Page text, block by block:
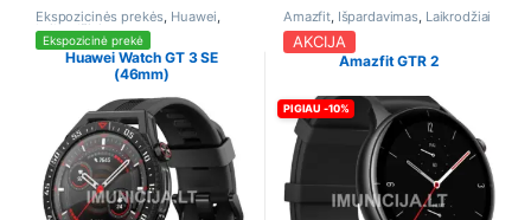
Ekspozicinės prekės, Huawei,
Laikrodžiai
Ekspozicinė prekė
Huawei Watch GT 3 SE
(46mm)
PIGIAU -10%
Amazfit, Išpardavimas, Laikrodžiai
AKCIJA
Amazfit GTR 2